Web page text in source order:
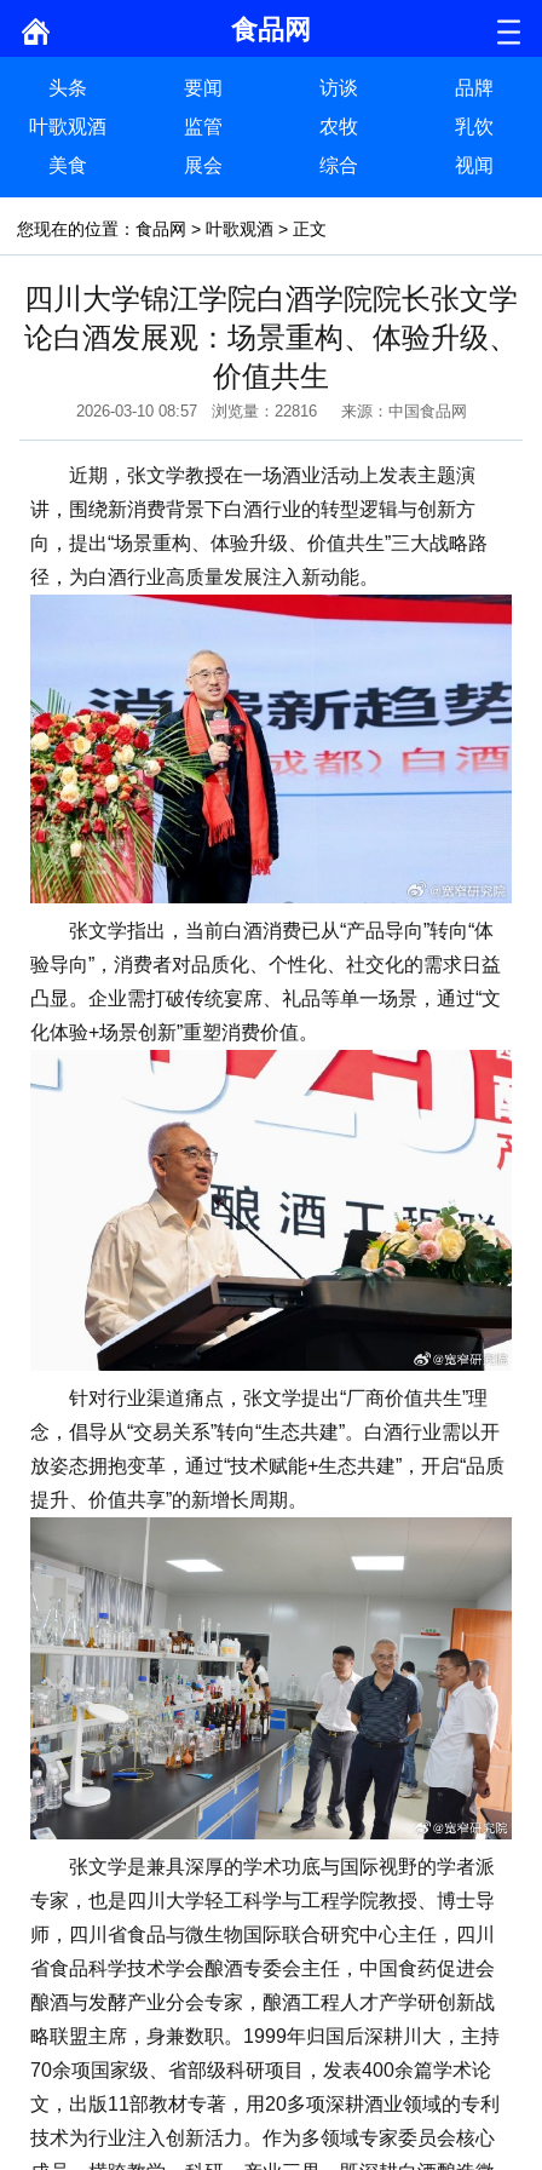
食品网
头条 要闻 访谈
品牌
叶歌观酒
监管 农牧
乳饮
美食
展会 综合 视闻
您现在的位置： 食品网 > 叶歌观酒 > 正文
四川大学锦江学院白酒学院院长张文学
论白酒发展观：场景重构、体验升级、
价值共生
2026-03-10 08:57 浏览量：22816 来源：中国食品网
近期，张文学教授在一场酒业活动上发表主题演
讲，围绕新消费背景下白酒行业的转型逻辑与创新方
向，提出“场景重构、体验升级、价值共生”三大战略路
径，为白酒行业高质量发展注入新动能。
张文学指出，当前白酒消费已从“产品导向”转向“体
验导向”，消费者对品质化、个性化、社交化的需求日益
凸显。企业需打破传统宴席、礼品等单一场景，通过“文
化体验+场景创新”重塑消费价值。
针对行业渠道痛点，张文学提出“厂商价值共生”理
念，倡导从“交易关系”转向“生态共建”。白酒行业需以开
放姿态拥抱变革，通过“技术赋能+生态共建”，开启“品质
提升、价值共享”的新增长周期。
张文学是兼具深厚的学术功底与国际视野的学者派
专家，也是四川大学轻工科学与工程学院教授、博士导
师，四川省食品与微生物国际联合研究中心主任，四川
省食品科学技术学会酿酒专委会主任，中国食药促进会
酿酒与发酵产业分会专家，酿酒工程人才产学研创新战
略联盟主席，身兼数职。1999年归国后深耕川大，主持
70余项国家级、省部级科研项目，发表400余篇学术论
文，出版11部教材专著，用20多项深耕酒业领域的专利
技术为行业注入创新活力。作为多领域专家委员会核心